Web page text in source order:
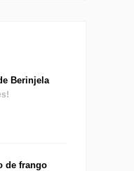
Berinjela
de frango